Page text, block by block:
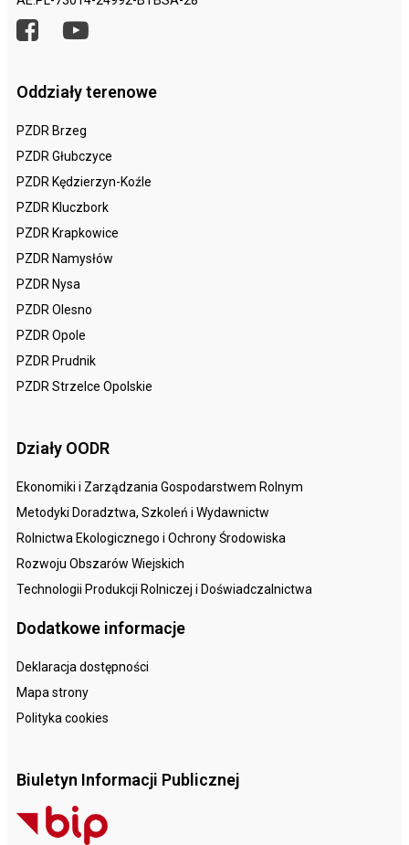
Oddziały terenowe
PZDR Brzeg
PZDR Głubczyce
PZDR Kędzierzyn-Koźle
PZDR Kluczbork
PZDR Krapkowice
PZDR Namysłów
PZDR Nysa
PZDR Olesno
PZDR Opole
PZDR Prudnik
PZDR Strzelce Opolskie
Działy OODR
Ekonomiki i Zarządzania Gospodarstwem Rolnym
Metodyki Doradztwa, Szkoleń i Wydawnictw
Rolnictwa Ekologicznego i Ochrony Środowiska
Rozwoju Obszarów Wiejskich
Technologii Produkcji Rolniczej i Doświadczalnictwa
Dodatkowe informacje
Deklaracja dostępności
Mapa strony
Polityka cookies
Biuletyn Informacji Publicznej